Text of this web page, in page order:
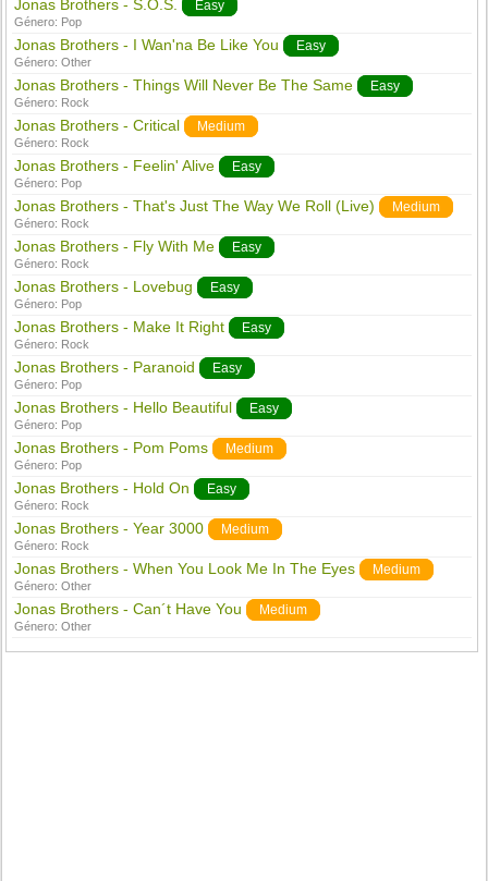
Jonas Brothers - S.O.S. Easy
Género: Pop
Jonas Brothers - I Wan'na Be Like You Easy
Género:Other
Jonas Brothers - Things Will Never Be The Same Easy
Género: Rock
Jonas Brothers - Critical Medium
Género: Rock
Jonas Brothers - Feelin' Alive Easy
Género: Pop
Jonas Brothers - That's Just The Way We Roll (Live) Medium
Género: Rock
Jonas Brothers - Fly With Me Easy
Género: Rock
Jonas Brothers - Lovebug Easy
Género: Pop
Jonas Brothers - Make It Right Easy
Género: Rock
Jonas Brothers - Paranoid Easy
Género: Pop
Jonas Brothers - Hello Beautiful Easy
Género: Pop
Jonas Brothers - Pom Poms Medium
Género: Pop
Jonas Brothers - Hold On Easy
Género: Rock
Jonas Brothers - Year 3000 Medium
Género: Rock
Jonas Brothers - When You Look Me In The Eyes Medium
Género:Other
Jonas Brothers - Can´t Have You Medium
Género:Other